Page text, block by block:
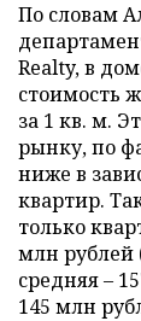
По словам
Realty, в
стоимость
за 1 кв. м.
рынку, по
ниже в
квартир.
только
млн рублей
средняя –
145 млн